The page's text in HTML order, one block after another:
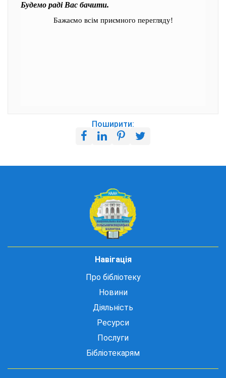
Будемо раді Вас бачити.
Бажаємо всім приємного перегляду!
Поширити:
Навігація
Про бібліотеку
Новини
Діяльність
Ресурси
Послуги
Бібліотекарям